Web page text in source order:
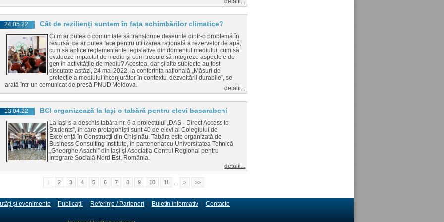
detalii...
Cât de rezilienți suntem în fața schimbărilor climatice?
Cum ar putea o comunitate să transforme deșeurile dintr-o problemă în
resursă, ce ar putea face pentru utilizarea rațională a rezervelor de apă,
cum să aplice reglementările legislative din domeniul mediului, cum să
evalueze impactul de mediu și cum trebuie să integreze aspectele de
gen în activitățile de mediu? Acestea, dar și alte subiecte au fost
discutate astăzi, 24 mai 2022, la conferința națională „Măsuri de
protecție a mediului înconjurător în contextul dezvoltării durabile”, se
arată într-un comunicat de presă PNUD Moldova.
detalii...
24.05.22
BCI organizează la Iași o tabără pentru elevi basarabeni
La Iași s-a deschis tabăra nr. 6 a proiectului „DAS - Direct Access to
Students”, în care protagoniști sunt 40 de elevi ai Colegiului de
Excelență în Construcții din Chișinău. Tabăra este organizată de
Business Consulting Institute, în parteneriat cu Universitatea Tehnică
„Gheorghe Asachi” din Iaşi și Asociația Centrul Regional pentru
Integrare Socială Nord-Est, România.
detalii...
13.04.22
1 2 3 4 5 6 7 8 9 10 11 ... > >>
şi evenimente Publicaţii Referinţe / Parteneri Buletin informativ Contacte